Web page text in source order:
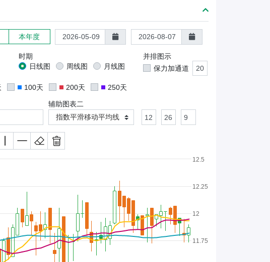
股
本年度
时期
日线图
周线图 月线图
并排图示
保力加通道
100天 200天 250天
辅助图表二
指数平滑移动平均线
11.75
12
12.25
12.5